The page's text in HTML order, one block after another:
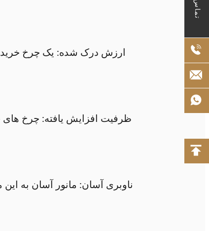
تماس
ارزش درک شده: یک چرخ خرید
ظرفیت افزایش یافته: چرخ های
ناوبری آسان: مانور آسان به